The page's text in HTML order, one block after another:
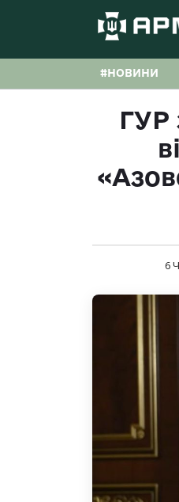
#НОВИНИ
ГУР
6